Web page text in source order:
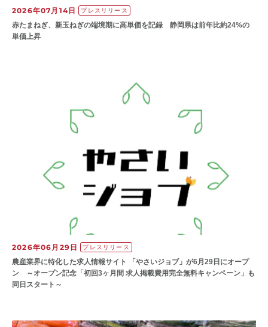
2026年07月14日 プレスリリース
赤たまねぎ、新玉ねぎの端境期に高単価を記録 静岡県は前年比約24%の
単価上昇
2026年06月29日 プレスリリース
農産業界に特化した求人情報サイト 「やさいジョブ」が6月29日にオープ
ン ～オープン記念「初回3ヶ月間 求人掲載費用完全無料キャンペーン」も
同日スタート～